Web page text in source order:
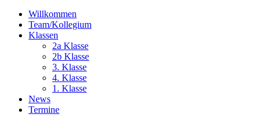
Willkommen
Team/Kollegium
Klassen
2a Klasse
2b Klasse
3. Klasse
4. Klasse
1. Klasse
News
Termine